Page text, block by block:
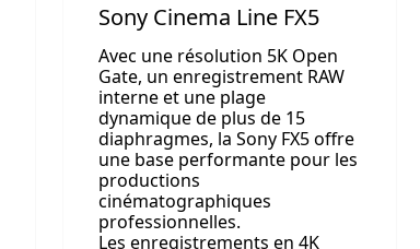
Sony Cinema Line FX5
Avec une résolution 5K Open
Gate, un enregistrement RAW
interne et une plage
dynamique de plus de 15
diaphragmes, la Sony FX5 offre
une base performante pour les
productions
cinématographiques
professionnelles.
Les enregistrements en 4K